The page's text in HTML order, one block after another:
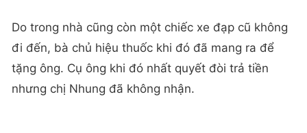
Do trong nhà cũng còn một chiếc xe đạp cũ không
đi đến, bà chủ hiệu thuốc khi đó đã mang ra để
tặng ông. Cụ ông khi đó nhất quyết đòi trả tiền
nhưng chị Nhung đã không nhận.